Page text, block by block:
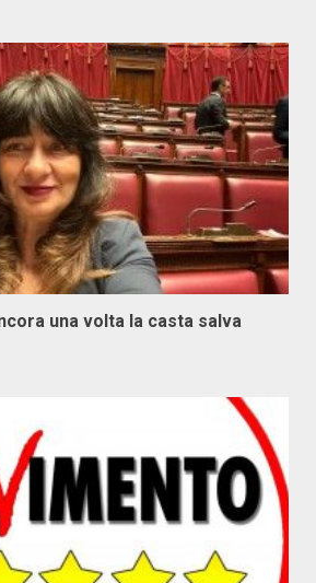
una volta la casta salva